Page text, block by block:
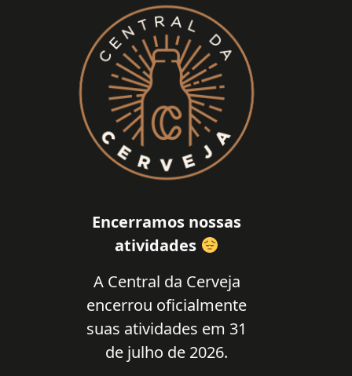
Encerramos nossas
atividades
A Central da Cerveja
encerrou oficialmente
suas atividades em 31
de julho de 2026.